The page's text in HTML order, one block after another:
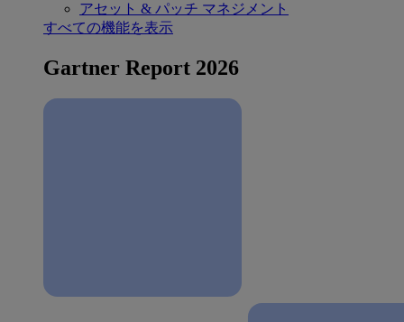
アセット & パッチ マネジメント
すべての機能を表示
Gartner Report 2026